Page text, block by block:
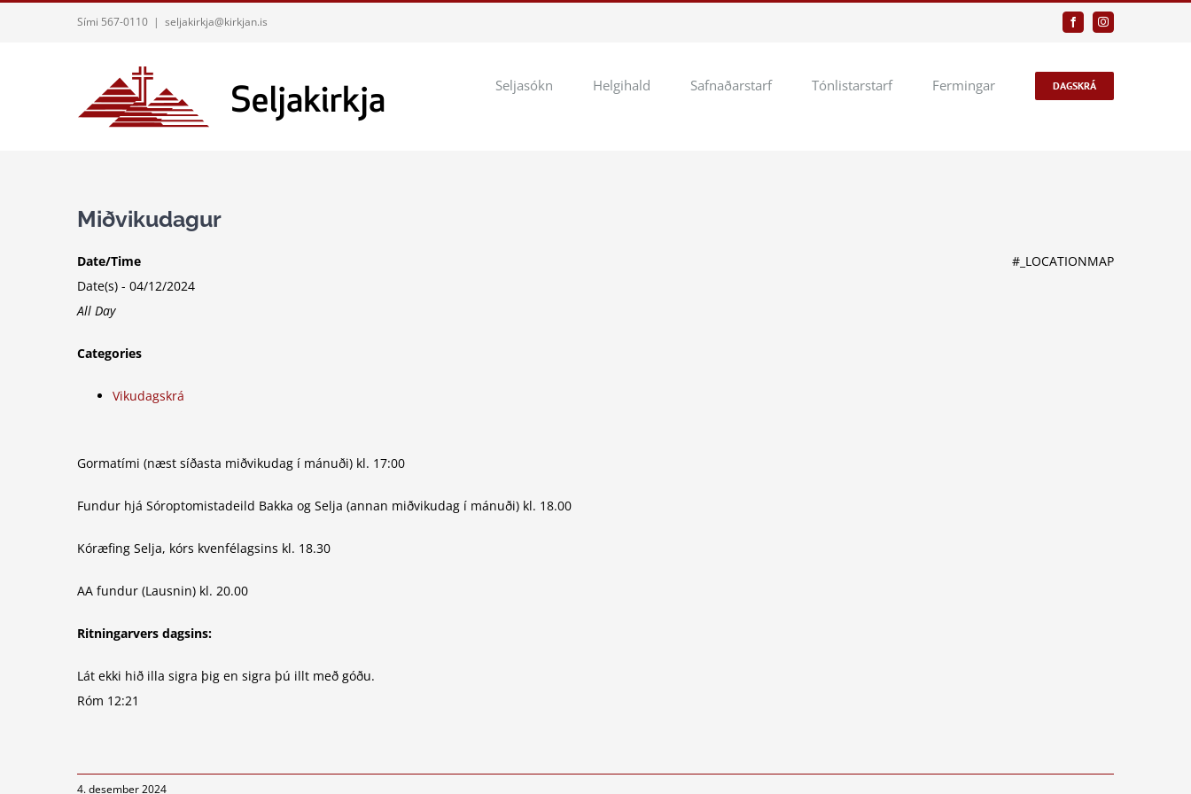
Sími 567-0110 | seljakirkja@kirkjan.is FacebookInstagram
Seljasókn Helgihald Safnaðarstarf Tónlistarstarf Fermingar DAGSKRÁ
Miðvikudagur
#_LOCATIONMAP
Date/Time
Date(s) - 04/12/2024
All Day
Categories
Vikudagskrá
Gormatími (næst síðasta miðvikudag í mánuði) kl. 17:00
Fundur hjá Sóroptomistadeild Bakka og Selja (annan miðvikudag í mánuði) kl. 18.00
Kóræfing Selja, kórs kvenfélagsins kl. 18.30
AA fundur (Lausnin) kl. 20.00
Ritningarvers dagsins:
Lát ekki hið illa sigra þig en sigra þú illt með góðu.
Róm 12:21
4. desember 2024